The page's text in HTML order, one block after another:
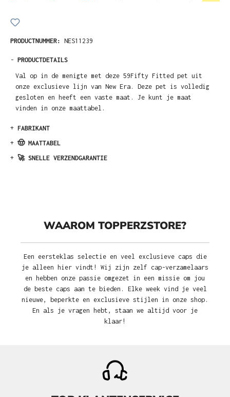
PRODUCTNUMMER: NES11239
- PRODUCTDETAILS
Val op in de menigte met deze 59Fifty Fitted pet uit
onze exclusieve lijn van New Era. Deze pet is volledig
gesloten en heeft een vaste maat. Je kunt je maat
vinden in onze maattabel.
+ FABRIKANT
+ 🤠 MAATTABEL
+ 🚀 SNELLE VERZENDGARANTIE
WAAROM TOPPERZSTORE?
Een eersteklas selectie en veel exclusieve caps die
je alleen hier vindt! Wij zijn zelf cap-verzamelaars
en hebben onze passie omgezet in een missie om jou
de beste caps aan te bieden. Elke week vind je veel
nieuwe, beperkte en exclusieve stijlen in onze shop.
En als je vragen hebt, staan we altijd voor je
klaar!